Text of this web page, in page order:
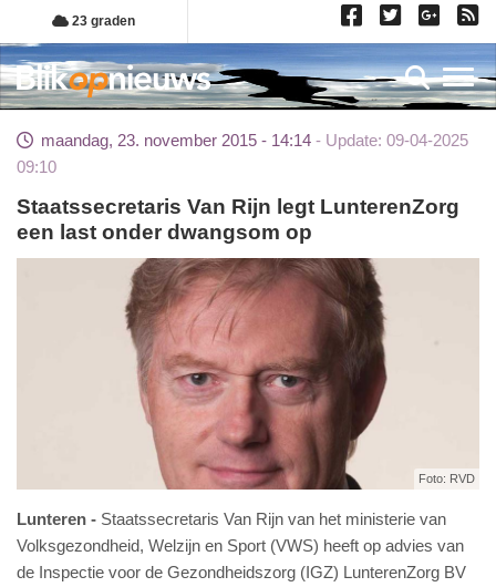
Overslaan
en
naar
de
gaan
23 graden
maandag, 23. november 2015 - 14:14
Update: 09-04-2025
09:10
Staatssecretaris Van Rijn legt LunterenZorg
een last onder dwangsom op
Foto: RVD
Lunteren
Staatssecretaris Van Rijn van het ministerie van
Volksgezondheid, Welzijn en Sport (VWS) heeft op advies van
de Inspectie voor de Gezondheidszorg (IGZ) LunterenZorg BV